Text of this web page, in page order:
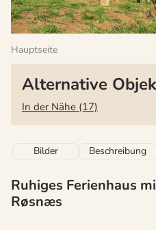
Hauptseite
Alternative
In der Nähe (17)
Bilder Beschreibung
Ruhiges Ferienhaus
Røsnæs